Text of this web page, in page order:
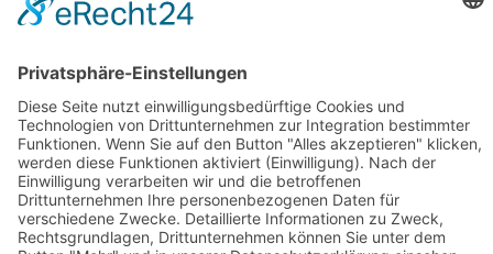
Imagefilm
Recruitingfilm
Produktfilm
E-Learning
Videomarketing